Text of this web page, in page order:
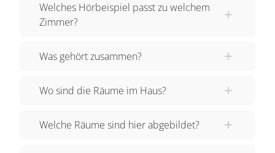
Where is my little dog? Where can he be? There
look, shall we?
Welches Hörbeispiel passt zu welchem
Zimmer?
Was gehört zusammen?
Wo sind die Räume im Haus?
Welche Räume sind hier abgebildet?